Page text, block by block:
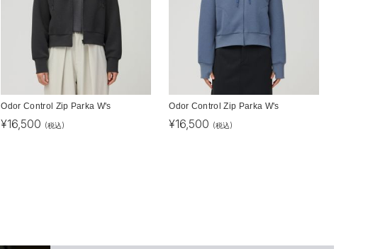
Odor Control Zip Parka W's
¥16,500 (税込)
Odor Control Zip Parka W's
¥16,500 (税込)